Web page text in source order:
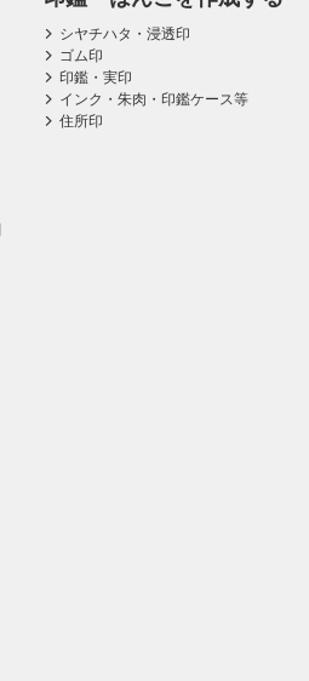
シヤチハタ・浸透印
ゴム印
印鑑・実印
インク・朱肉・印鑑ケース等
住所印